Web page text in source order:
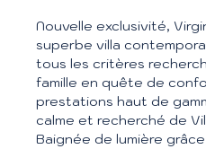
Nouvelle exclusivité,
superbe villa
tous les critères
famille en quête de
prestations haut de
calme et recherché de
Baignée de lumière